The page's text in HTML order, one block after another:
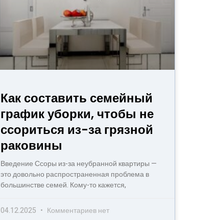
Как составить семейный
график уборки, чтобы не
ссориться из-за грязной
раковины
Введение Ссоры из-за неубранной квартиры —
это довольно распространенная проблема в
большинстве семей. Кому-то кажется,
04.12.2025 Комментариев нет